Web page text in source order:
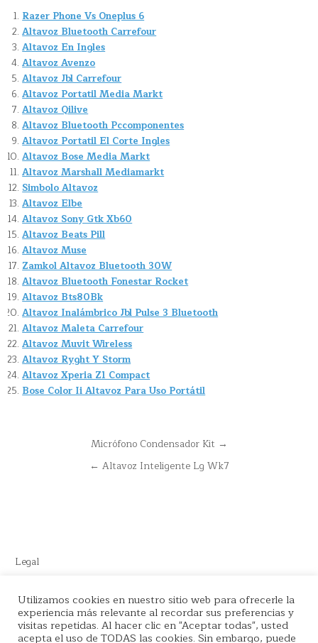
Razer Phone Vs Oneplus 6
Altavoz Bluetooth Carrefour
Altavoz En Ingles
Altavoz Avenzo
Altavoz Jbl Carrefour
Altavoz Portatil Media Markt
Altavoz Qilive
Altavoz Bluetooth Pccomponentes
Altavoz Portatil El Corte Ingles
Altavoz Bose Media Markt
Altavoz Marshall Mediamarkt
Simbolo Altavoz
Altavoz Elbe
Altavoz Sony Gtk Xb60
Altavoz Beats Pill
Altavoz Muse
Zamkol Altavoz Bluetooth 30W
Altavoz Bluetooth Fonestar Rocket
Altavoz Bts80Bk
Altavoz Inalámbrico Jbl Pulse 3 Bluetooth
Altavoz Maleta Carrefour
Altavoz Muvit Wireless
Altavoz Ryght Y Storm
Altavoz Xperia Z1 Compact
Bose Color Ii Altavoz Para Uso Portátil
NavegaciónMicrófono Condensador Kit →
← Altavoz Inteligente Lg Wk7
Legal
Este sitio recomienda productos de Amazon y cuenta con enlaces
de afiliados por el cual nos llevamos comisión en cada venta.
Utilizamos cookies en nuestro sitio web para ofrecerle la
experiencia más relevante al recordar sus preferencias y
visitas repetidas. Al hacer clic en "Aceptar todas", usted
acepta el uso de TODAS las cookies. Sin embargo, puede